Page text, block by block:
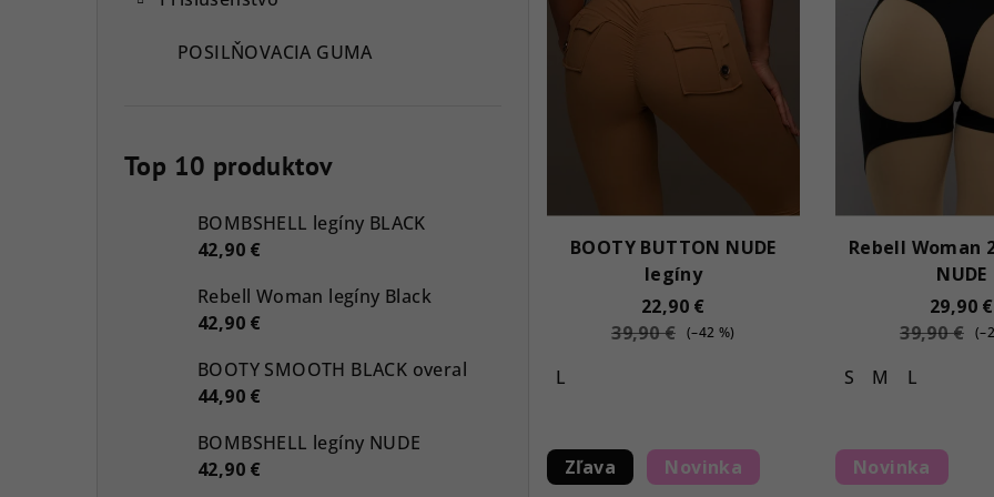
POSILŇOVACIA GUMA
Top 10 produktov
BOMBSHELL legíny BLACK
42,90 €
Rebell Woman legíny Black
42,90 €
BOOTY SMOOTH BLACK overal
44,90 €
BOMBSHELL legíny NUDE
42,90 €
BOOTY BUTTON NUDE
legíny
22,90 €
39,90 € (–42 %)
L
Rebell Woman
NUDE
29,90 €
39,90 €
S M L
Zľava Novinka Novinka